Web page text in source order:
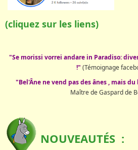
(cliquez sur les liens)
"Se morissi vorrei andare in Paradiso:
!" (Témoignage
"Bel'Âne ne vend pas des ânes , mais
Maître de Gaspard de
NOUVEAUTÉS :